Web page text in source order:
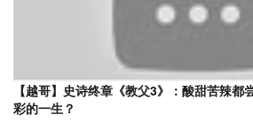
【越哥】史诗终章《教父3》：酸甜苦辣都
彩的一生？